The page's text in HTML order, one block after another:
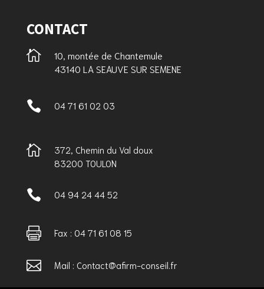
CONTACT

10, montée de Chantemule
43140 LA SEAUVE SUR SEMENE
 04 71 61 02 03

372, Chemin du Val doux
83200 TOULON
 04 94 24 44 52
 Fax : 04 71 61 08 15
 Mail : Contact@afirm-conseil.fr